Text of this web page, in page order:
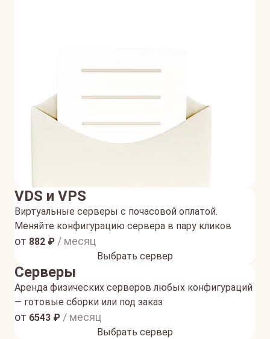
VDS и VPS
Виртуальные серверы с почасовой оплатой.
Меняйте конфигурацию сервера в пару кликов
от 882 ₽ / месяц
Выбрать сервер
Серверы
Аренда физических серверов любых конфигураций
— готовые сборки или под заказ
от 6543 ₽ / месяц
Выбрать сервер